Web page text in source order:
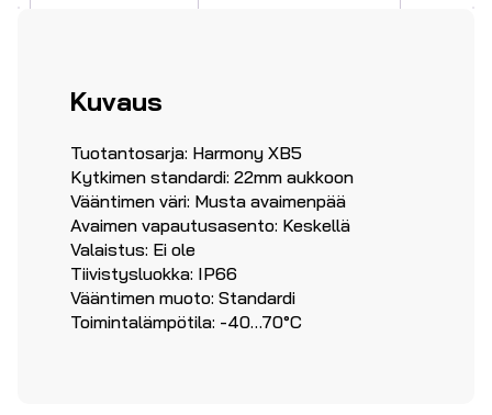
Kuvaus
Tuotantosarja: Harmony XB5
Kytkimen standardi: 22mm aukkoon
Vääntimen väri: Musta avaimenpää
Avaimen vapautusasento: Keskellä
Valaistus: Ei ole
Tiivistysluokka: IP66
Vääntimen muoto: Standardi
Toimintalämpötila: -40…70°C